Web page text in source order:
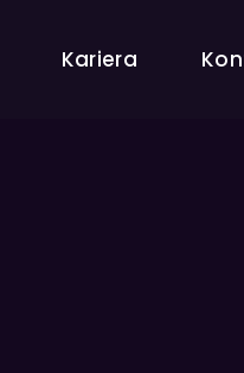
Kariera